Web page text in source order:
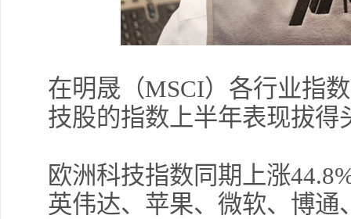
在明晟（MSCI）各行业指
技股的指数上半年表现拔得
欧洲科技指数同期上涨
英伟达、苹果、微软、博通